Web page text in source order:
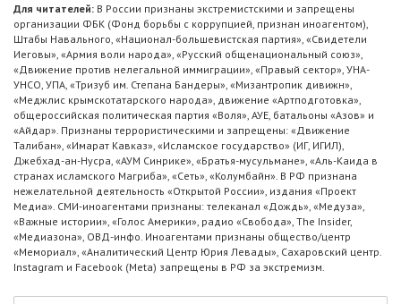
Для читателей: В России признаны экстремистскими и запрещены
организации ФБК (Фонд борьбы с коррупцией, признан иноагентом),
Штабы Навального, «Национал-большевистская партия», «Свидетели
Иеговы», «Армия воли народа», «Русский общенациональный союз»,
«Движение против нелегальной иммиграции», «Правый сектор», УНА-
УНСО, УПА, «Тризуб им. Степана Бандеры», «Мизантропик дивижн»,
«Меджлис крымскотатарского народа», движение «Артподготовка»,
общероссийская политическая партия «Воля», АУЕ, батальоны «Азов» и
«Айдар». Признаны террористическими и запрещены: «Движение
Талибан», «Имарат Кавказ», «Исламское государство» (ИГ, ИГИЛ),
Джебхад-ан-Нусра, «АУМ Синрике», «Братья-мусульмане», «Аль-Каида в
странах исламского Магриба», «Сеть», «Колумбайн». В РФ признана
нежелательной деятельность «Открытой России», издания «Проект
Медиа». СМИ-иноагентами признаны: телеканал «Дождь», «Медуза»,
«Важные истории», «Голос Америки», радио «Свобода», The Insider,
«Медиазона», ОВД-инфо. Иноагентами признаны общество/центр
«Мемориал», «Аналитический Центр Юрия Левады», Сахаровский центр.
Instagram и Facebook (Metа) запрещены в РФ за экстремизм.